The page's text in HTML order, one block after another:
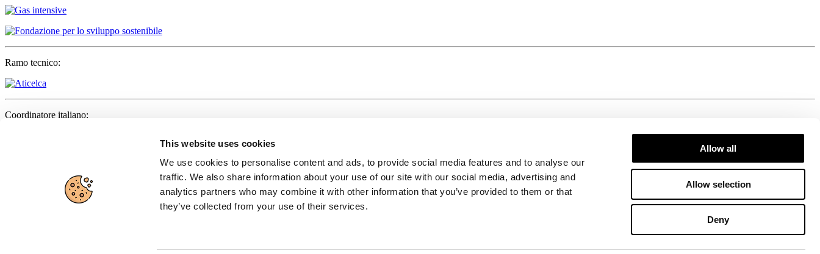
This website uses cookies
We use cookies to personalise content and ads, to provide social media features and to analyse our
traffic. We also share information about your use of our site with our social media, advertising and
analytics partners who may combine it with other information that you’ve provided to them or that
they’ve collected from your use of their services.
Allow all
Allow selection
Deny
Ramo tecnico:
Coordinatore italiano: